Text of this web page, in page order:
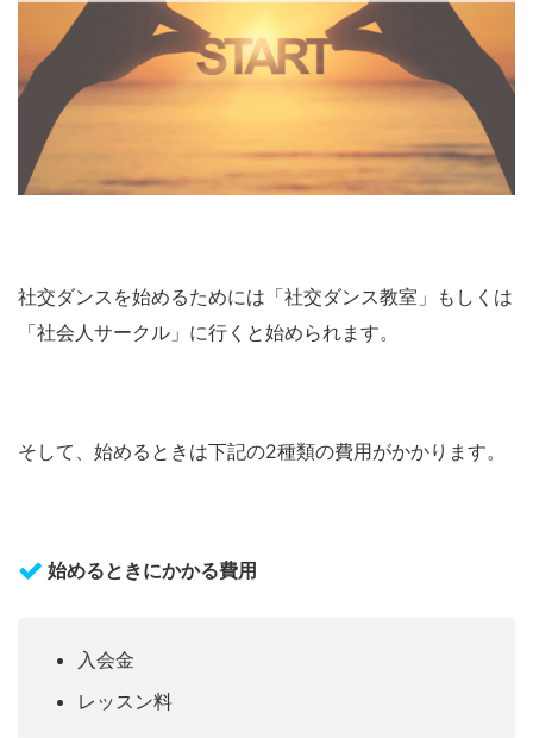
社交ダンスを始めるためには「社交ダンス教室」もしくは
「社会人サークル」に行くと始められます。
そして、始めるときは下記の2種類の費用がかかります。
始めるときにかかる費用
入会金
レッスン料